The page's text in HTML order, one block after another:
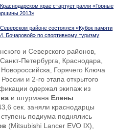
крае стартует ралли «Горные
2013»
районе состоялся «Кубок памяти
Бочаровой» по спортивному туризму
и Северского районов,
Петербурга, Краснодара,
Горячего Ключа
и 2-го этапа открытого
одержал экипаж из
и штурмана Елены
сек. заняли краснодарцы
подиума поднялись
(Mitsubishi Lancer EVO IX),